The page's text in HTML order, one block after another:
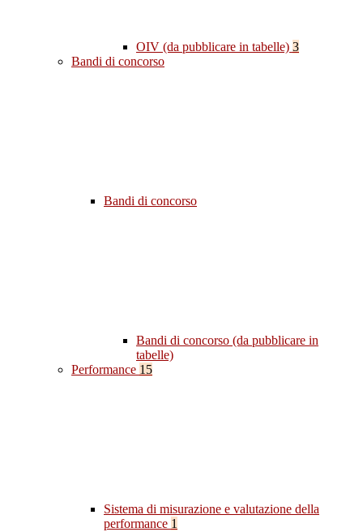
OIV (da pubblicare in tabelle) 3
Bandi di concorso
Bandi di concorso
Bandi di concorso (da pubblicare in
tabelle)
Performance 15
Sistema di misurazione e valutazione della
performance 1